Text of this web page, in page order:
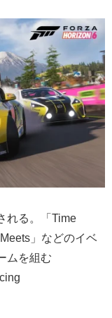
れる。「Time
」などのイベ
ムを組む